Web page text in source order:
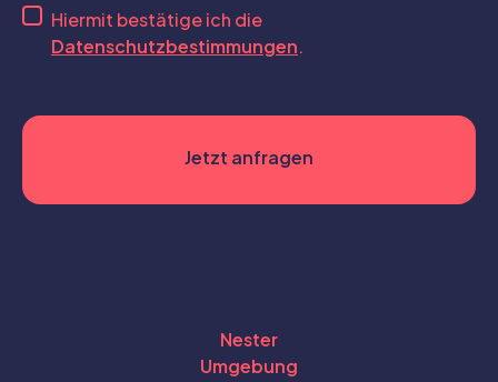
Hiermit bestätige ich die
Datenschutzbestimmungen.
Nester
Umgebung